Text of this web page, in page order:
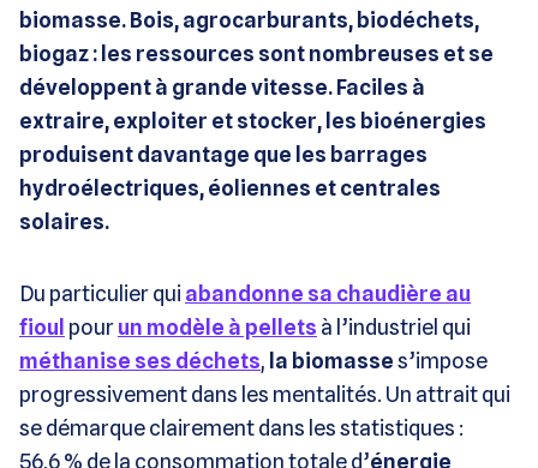
biomasse. Bois, agrocarburants, biodéchets,
biogaz : les ressources sont nombreuses et se
développent à grande vitesse. Faciles à
extraire, exploiter et stocker, les bioénergies
produisent davantage que les barrages
hydroélectriques, éoliennes et centrales
solaires.
Du particulier qui abandonne sa chaudière au
fioul pourun modèle à pellets à l’industriel qui
méthanise ses déchets, la biomasses’impose
progressivement dans les mentalités. Un attrait qui
se démarque clairement dans les statistiques :
56,6 % de la consommation totale d’énergie